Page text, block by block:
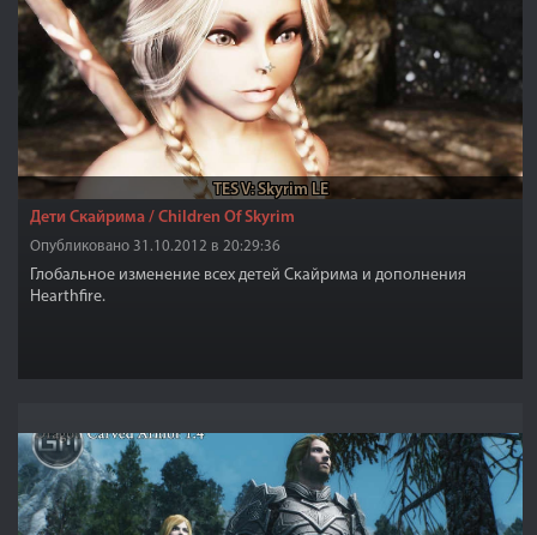
TES V: Skyrim LE
Дети Скайрима / Children Of Skyrim
Опубликовано 31.10.2012 в 20:29:36
Глобальное изменение всех детей Скайрима и дополнения
Hearthfire.